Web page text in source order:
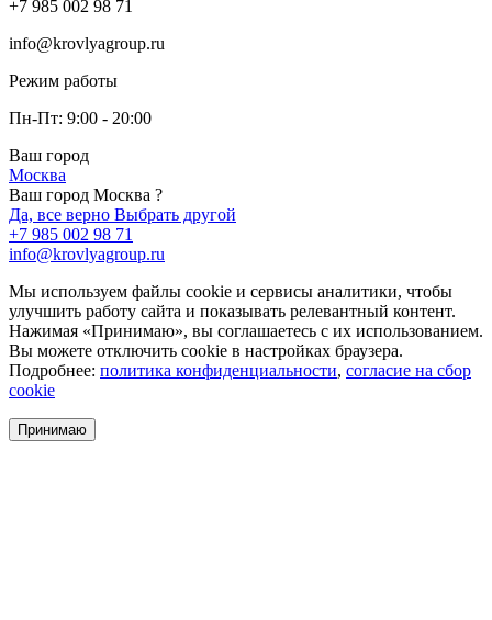
+7 985 002 98 71
info@krovlyagroup.ru
Режим работы
Пн-Пт: 9:00 - 20:00
Ваш город
Москва
Ваш город Москва ?
Да, все верно Выбрать другой
+7 985 002 98 71
info@krovlyagroup.ru
Мы используем файлы cookie и сервисы аналитики, чтобы
улучшить работу сайта и показывать релевантный контент.
Нажимая «Принимаю», вы соглашаетесь с их использованием.
Вы можете отключить cookie в настройках браузера.
Подробнее: политика конфиденциальности, согласие на сбор
cookie
Принимаю